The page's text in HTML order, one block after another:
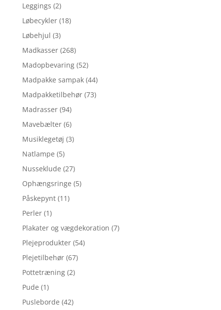
Leggings (2)
Løbecykler (18)
Løbehjul (3)
Madkasser (268)
Madopbevaring (52)
Madpakke sampak (44)
Madpakketilbehør (73)
Madrasser (94)
Mavebælter (6)
Musiklegetøj (3)
Natlampe (5)
Nusseklude (27)
Ophængsringe (5)
Påskepynt (11)
Perler (1)
Plakater og vægdekoration (7)
Plejeprodukter (54)
Plejetilbehør (67)
Pottetræning (2)
Pude (1)
Pusleborde (42)